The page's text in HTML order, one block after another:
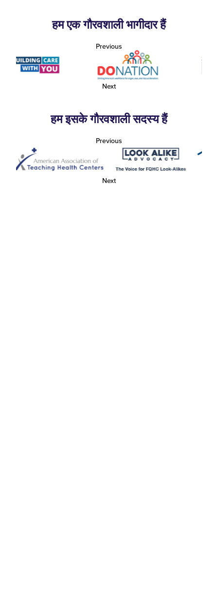
हम एक गौरवशाली भागीदार हैं
Previous
Next
हम इसके गौरवशाली सदस्य हैं
Previous
Next